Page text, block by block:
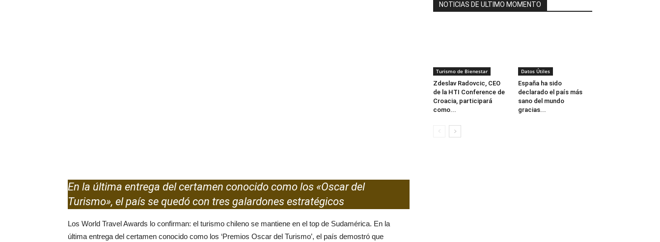
En la última entrega del certamen conocido como los «Oscar del
Turismo», el país se quedó con tres galardones estratégicos
Los World Travel Awards lo confirman: el turismo chileno se mantiene en el top de Sudamérica. En la
última entrega del certamen conocido como los ‘Premios Oscar del Turismo’, el país demostró que
NOTICIAS DE ULTIMO MOMENTO
Turismo de Bienestar
Zdeslav Radovcic, CEO
de la HTI Conference de
Croacia, participará
como...
Datos Útiles
España ha sido
declarado el país más
sano del mundo
gracias...